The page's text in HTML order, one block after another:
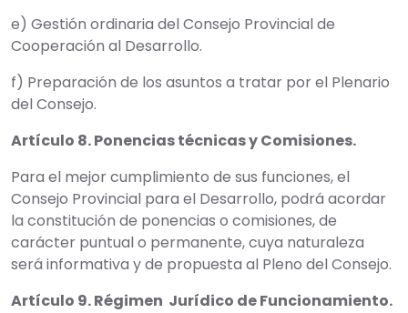
e) Gestión ordinaria del Consejo Provincial de
Cooperación al Desarrollo.
f) Preparación de los asuntos a tratar por el Plenario
del Consejo.
Artículo 8. Ponencias técnicas y Comisiones.
Para el mejor cumplimiento de sus funciones, el
Consejo Provincial para el Desarrollo, podrá acordar
la constitución de ponencias o comisiones, de
carácter puntual o permanente, cuya naturaleza
será informativa y de propuesta al Pleno del Consejo.
Artículo 9. Régimen Jurídico de Funcionamiento.